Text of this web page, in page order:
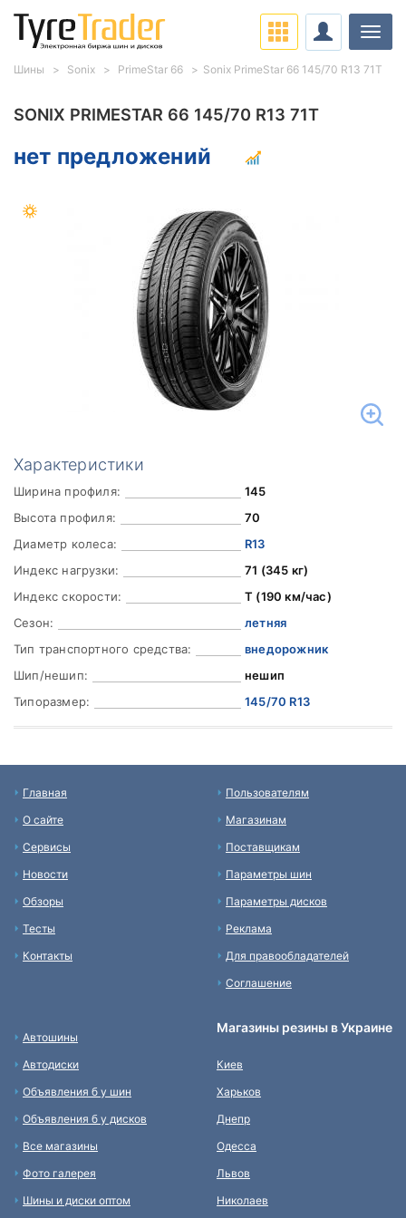
SONIX PRIMESTAR 66 145/70 R13 71T
нет предложений
Характеристики
Ширина профиля:
145
Высота профиля:
70
Диаметр колеса:
R13
Индекс нагрузки:
71 (345 кг)
Индекс скорости:
T (190 км/час)
Сезон:
летняя
Тип транспортного средства:
внедорожник
Шип/нешип:
нешип
Типоразмер:
145/70 R13
Шины Sonix PrimeStar 66 Sonix PrimeStar 66 145/70 R13 71T
Главная
О сайте
Сервисы
Новости
Обзоры
Тесты
Контакты
Пользователям
Магазинам
Поставщикам
Параметры шин
Параметры дисков
Реклама
Для правообладателей
Соглашение
Автошины
Автодиски
Объявления б у шин
Объявления б у дисков
Все магазины
Фото галерея
Шины и диски оптом
Магазины резины в Украине
Киев
Харьков
Днепр
Одесса
Львов
Николаев